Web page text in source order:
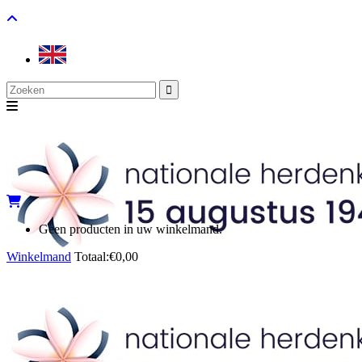
Search
for:
Geen producten in uw winkelmand.
Winkelmand Totaal:€0,00